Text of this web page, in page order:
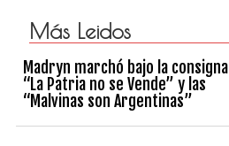
Más Leidos
Madryn marchó bajo la consigna
“La Patria no se Vende” y las
“Malvinas son Argentinas”